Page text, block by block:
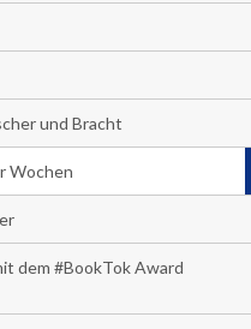
und Bracht
Wochen
dem #BookTok Award